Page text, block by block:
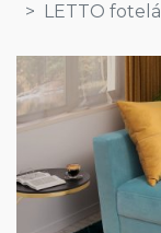
LETTO